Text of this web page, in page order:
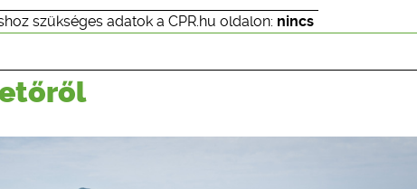
szükséges adatok a CPR.hu oldalon: nincs